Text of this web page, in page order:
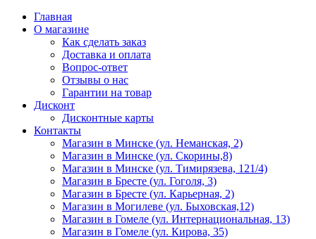
Главная
О магазине
Как сделать заказ
Доставка и оплата
Вопрос-ответ
Отзывы о нас
Гарантии на товар
Дисконт
Дисконтные карты
Контакты
Магазин в Минске (ул. Неманская, 2)
Магазин в Минске (ул. Скорины,8)
Магазин в Минске (ул. Тимирязева, 121/4)
Магазин в Бресте (ул. Гоголя, 3)
Магазин в Бресте (ул. Карьерная, 2)
Магазин в Могилеве (ул. Быховская,12)
Магазин в Гомеле (ул. Интернациональная, 13)
Магазин в Гомеле (ул. Кирова, 35)